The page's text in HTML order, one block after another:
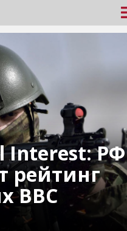
Interest: РФ
рейтинг
ВВС